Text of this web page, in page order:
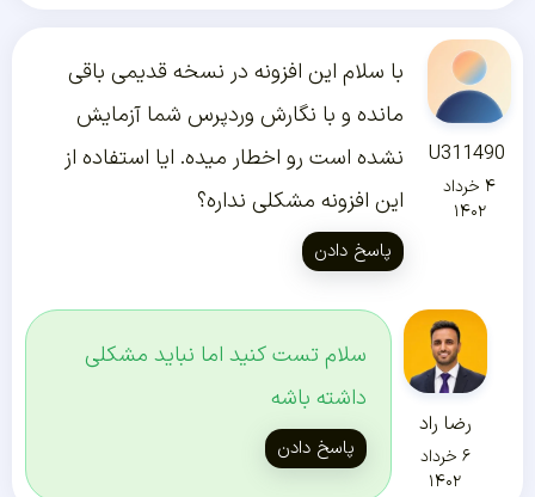
U311490
۴ خرداد
۱۴۰۲
با سلام این افزونه در نسخه قدیمی باقی
مانده و با نگارش وردپرس شما آزمایش
نشده است رو اخطار میده. ایا استفاده از
این افزونه مشکلی نداره؟
پاسخ دادن
رضا راد
۶ خرداد
۱۴۰۲
سلام تست کنید اما نباید مشکلی
داشته باشه
پاسخ دادن